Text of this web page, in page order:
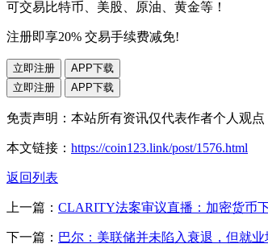
可交易比特币、美股、原油、黄金等！
注册即享20% 交易手续费减免!
立即注册
APP下载
立即注册
APP下载
免责声明：本站所有资讯仅代表作者个人观点
本文链接： https://coin123.link/post/1576.html
返回列表
上一篇： CLARITY法案审议直播：加密货币
下一篇： 巴尔：美联储并未陷入衰退，但就业